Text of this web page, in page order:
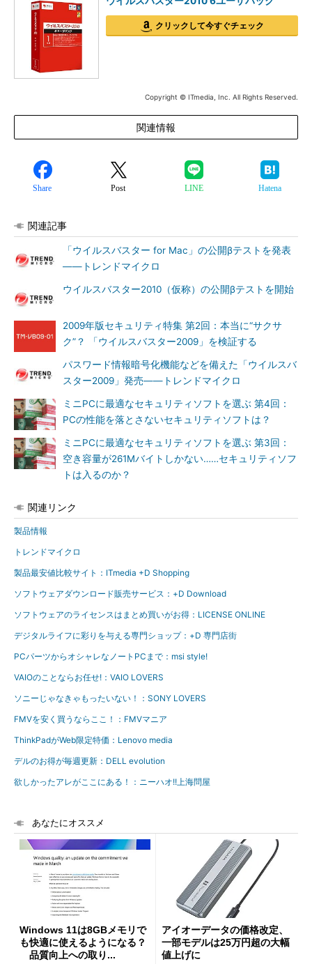
クリックして今すぐチェック
Copyright © ITmedia, Inc. All Rights Reserved.
関連情報
Share Post LINE Hatena
関連記事
「ウイルスバスター for Mac」の公開βテストを発表
――トレンドマイクロ
ウイルスバスター2010（仮称）の公開βテストを開始
2009年版セキュリティ特集 第2回：本当に“サクサ
ク”？ 「ウイルスバスター2009」を検証する
パスワード情報暗号化機能などを備えた「ウイルスバ
スター2009」発売――トレンドマイクロ
ミニPCに最適なセキュリティソフトを選ぶ 第4回：
PCの性能を落とさないセキュリティソフトは？
ミニPCに最適なセキュリティソフトを選ぶ 第3回：
空き容量が261Mバイトしかない……セキュリティソフ
トは入るのか？
関連リンク
製品情報
トレンドマイクロ
製品最安値比較サイト：ITmedia +D Shopping
ソフトウェアダウンロード販売サービス：+D Download
ソフトウェアのライセンスはまとめ買いがお得：LICENSE ONLINE
デジタルライフに彩りを与える専門ショップ：+D 専門店街
PCパーツからオシャレなノートPCまで：msi style!
VAIOのことならお任せ!：VAIO LOVERS
ソニーじゃなきゃもったいない！：SONY LOVERS
FMVを安く買うならここ！：FMVマニア
ThinkPadがWeb限定特価：Lenovo media
デルのお得が毎週更新：DELL evolution
欲しかったアレがここにある！：ニーハオ!!上海問屋
あなたにオススメ
Windows 11は8GBメモリで
も快適に使えるようになる？
品質向上への取り...
アイオーデータの価格改定、
一部モデルは25万円超の大幅
値上げに